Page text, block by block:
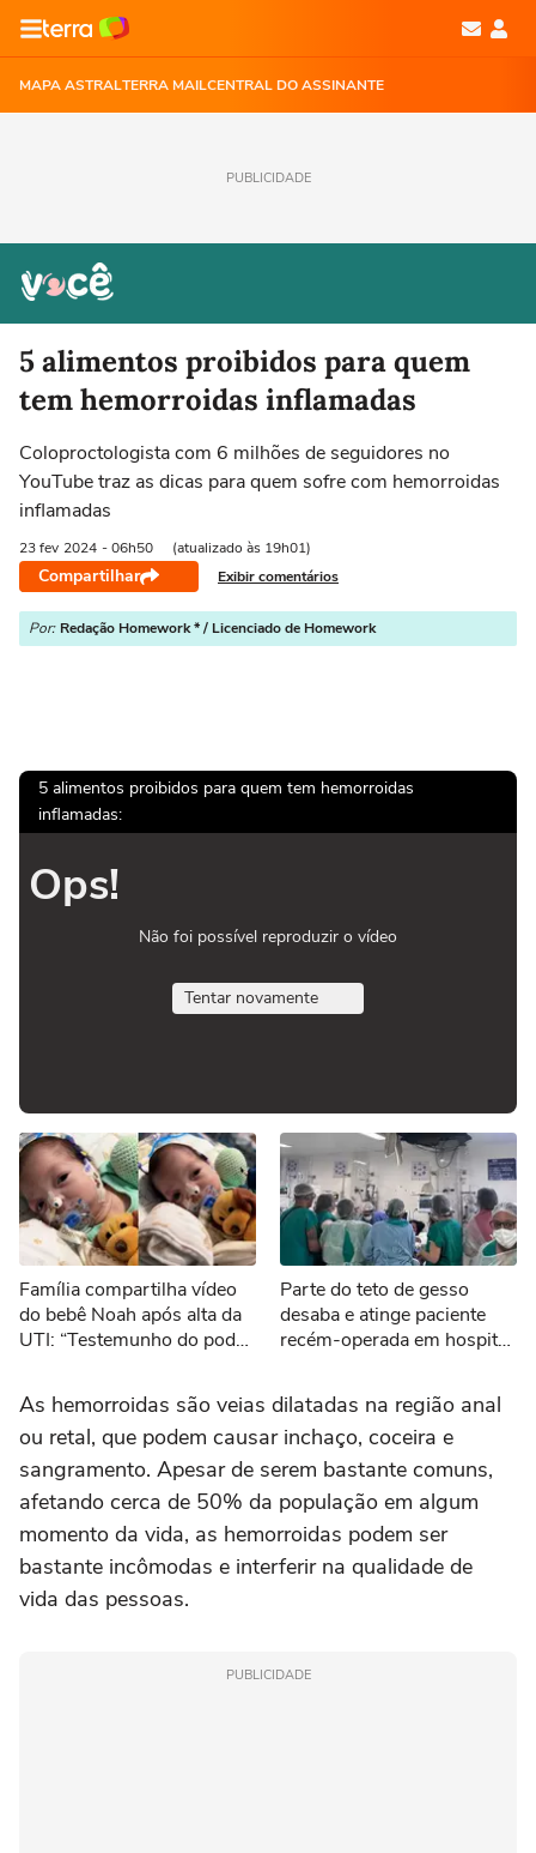
MAPA ASTRALTERRA MAILCENTRAL DO ASSINANTE
PUBLICIDADE
5 alimentos proibidos para quem
tem hemorroidas inflamadas
Coloproctologista com 6 milhões de seguidores no
YouTube traz as dicas para quem sofre com hemorroidas
inflamadas
23 fev 2024 - 06h50 (atualizado às 19h01)
Compartilhar Exibir comentários
Por: Redação Homework * / Licenciado de Homework
5 alimentos proibidos para quem tem hemorroidas
inflamadas:
Ops!
Não foi possível reproduzir o vídeo
Tentar novamente
Família compartilha vídeo
do bebê Noah após alta da
UTI: “Testemunho do poder
Parte do teto de gesso
desaba e atinge paciente
recém-operada em hospital
As hemorroidas são veias dilatadas na região anal
ou retal, que podem causar inchaço, coceira e
sangramento. Apesar de serem bastante comuns,
afetando cerca de 50% da população em algum
momento da vida, as hemorroidas podem ser
bastante incômodas e interferir na qualidade de
vida das pessoas.
PUBLICIDADE